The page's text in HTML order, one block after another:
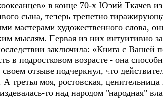
в конце 70-х Юрий Ткачев из
сына, теперь трепетно
мастерами художественного слова,
мыслям. Первая из них интуитивно
заключила: «Книга с Вашей
в подростковом возрасте - она
отзыве подчеркнул, что
третья моя, ростовская,
то над народом "народная"